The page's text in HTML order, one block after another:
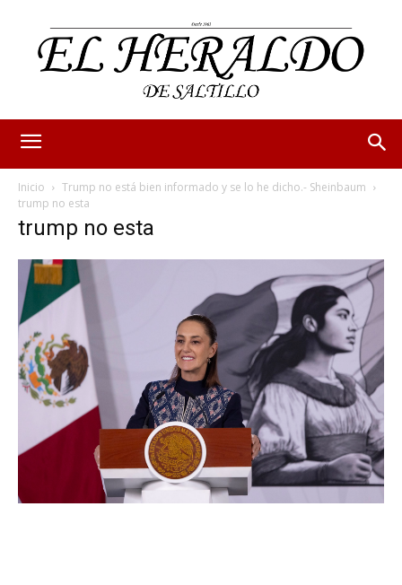
Inicio
Trump no está bien informado y se lo he dicho.- Sheinbaum
trump no esta
trump no esta